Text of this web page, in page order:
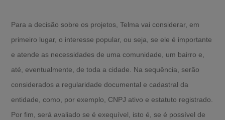
Para a decisão sobre os projetos, Telma vai considerar, em
primeiro lugar, o interesse popular, ou seja, se ele é importante
e atende as necessidades de uma comunidade, um bairro e,
até, eventualmente, de toda a cidade. Na sequência, serão
considerados a regularidade documental e cadastral da
entidade, como, por exemplo, CNPJ ativo e estatuto registrado.
Por fim, será avaliado se é exequível, isto é, se é possível de